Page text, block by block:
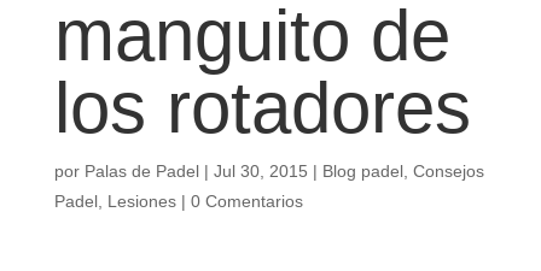
manguito de
los rotadores
por Palas de Padel| Jul 30, 2015 | Blog padel, Consejos
Padel, Lesiones| 0 Comentarios